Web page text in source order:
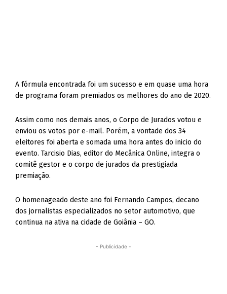
A fórmula encontrada foi um sucesso e em quase uma hora
de programa foram premiados os melhores do ano de 2020.
Assim como nos demais anos, o Corpo de Jurados votou e
enviou os votos por e-mail. Porém, a vontade dos 34
eleitores foi aberta e somada uma hora antes do inicio do
evento. Tarcisio Dias, editor do Mecânica Online, integra o
comitê gestor e o corpo de jurados da prestigiada
premiação.
O homenageado deste ano foi Fernando Campos, decano
dos jornalistas especializados no setor automotivo, que
continua na ativa na cidade de Goiânia – GO.
- Publicidade -